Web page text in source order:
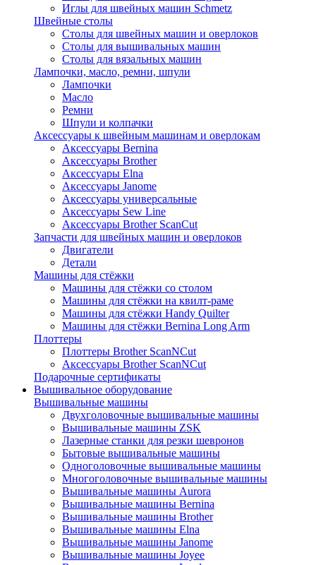
Иглы для швейных машин Schmetz
Швейные столы
Столы для швейных машин и оверлоков
Столы для вышивальных машин
Столы для вязальных машин
Лампочки, масло, ремни, шпули
Лампочки
Масло
Ремни
Шпули и колпачки
Аксессуары к швейным машинам и оверлокам
Аксессуары Bernina
Аксессуары Brother
Аксессуары Elna
Аксессуары Janome
Аксессуары универсальные
Аксессуары Sew Line
Аксессуары Brother ScanCut
Запчасти для швейных машин и оверлоков
Двигатели
Детали
Машины для стёжки
Машины для стёжки со столом
Машины для стёжки на квилт-раме
Машины для стёжки Handy Quilter
Машины для стёжки Bernina Long Arm
Плоттеры
Плоттеры Brother ScanNCut
Аксессуары Brother ScanNCut
Подарочные сертификаты
Вышивальное оборудование
Вышивальные машины
Двухголовочные вышивальные машины
Вышивальные машины ZSK
Лазерные станки для резки шевронов
Бытовые вышивальные машины
Одноголовочные вышивальные машины
Многоголовочные вышивальные машины
Вышивальные машины Aurora
Вышивальные машины Bernina
Вышивальные машины Brother
Вышивальные машины Elna
Вышивальные машины Janome
Вышивальные машины Joyee